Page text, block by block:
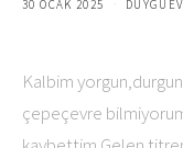
30 OCAK 2025
Kalbim
çepeçevre